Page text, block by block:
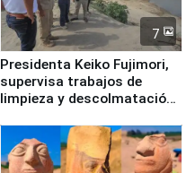
7
Presidenta Keiko Fujimori,
supervisa trabajos de
limpieza y descolmatación